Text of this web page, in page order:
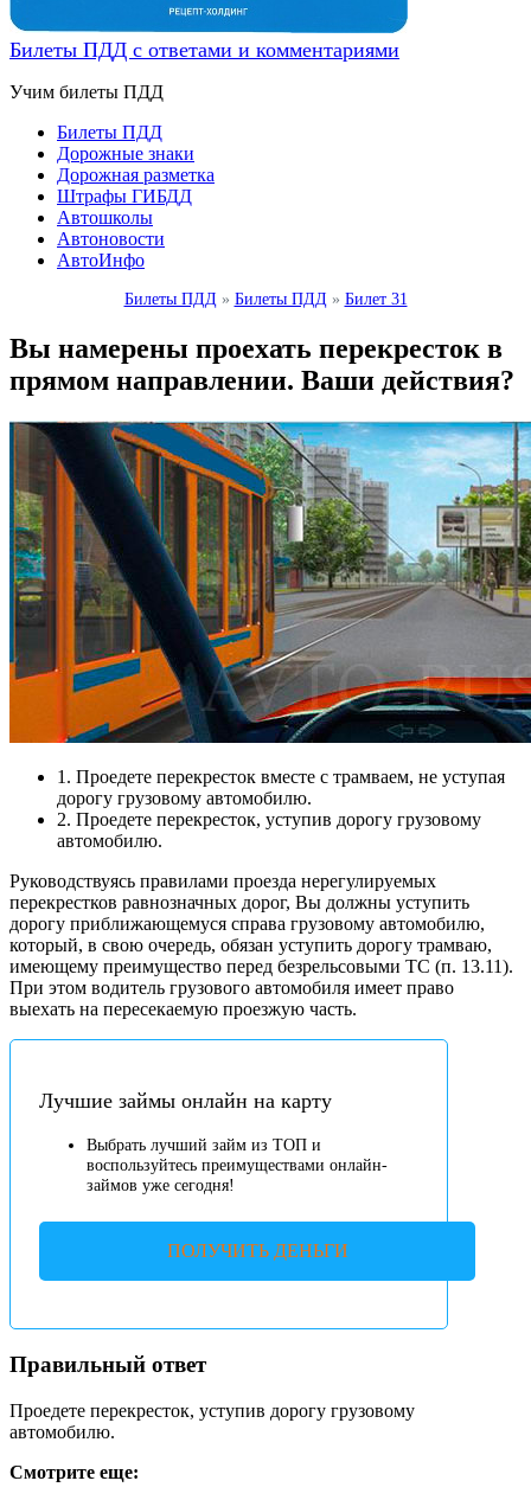
Билеты ПДД с ответами и комментариями
Учим билеты ПДД
Билеты ПДД
Дорожные знаки
Дорожная разметка
Штрафы ГИБДД
Автошколы
Автоновости
АвтоИнфо
Билеты ПДД » Билеты ПДД » Билет 31
Вы намерены проехать перекресток в
прямом направлении. Ваши действия?
1. Проедете перекресток вместе с трамваем, не уступая
дорогу грузовому автомобилю.
2. Проедете перекресток, уступив дорогу грузовому
автомобилю.
Руководствуясь правилами проезда нерегулируемых
перекрестков равнозначных дорог, Вы должны уступить
дорогу приближающемуся справа грузовому автомобилю,
который, в свою очередь, обязан уступить дорогу трамваю,
имеющему преимущество перед безрельсовыми ТС (п. 13.11).
При этом водитель грузового автомобиля имеет право
выехать на пересекаемую проезжую часть.
Лучшие займы онлайн на карту
Выбрать лучший займ из ТОП и
воспользуйтесь преимуществами онлайн-
займов уже сегодня!
ПОЛУЧИТЬ ДЕНЬГИ
Правильный ответ
Проедете перекресток, уступив дорогу грузовому
автомобилю.
Смотрите еще: